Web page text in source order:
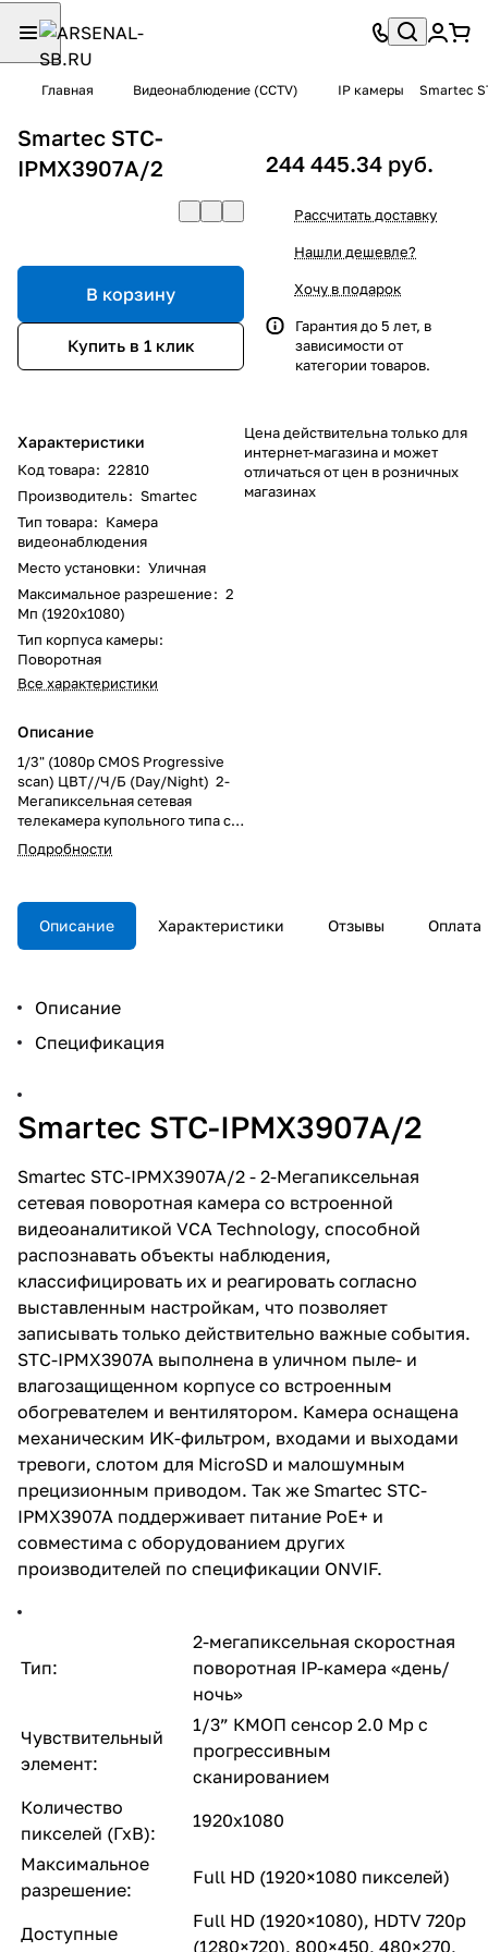
Главная Видеонаблюдение (CCTV) IP камеры Smartec
Smartec STC-
IPMX3907A/2
В корзину
Купить в 1 клик
Характеристики
Код товара: 22810
Производитель: Smartec
Тип товара: Камера
видеонаблюдения
Место установки: Уличная
Максимальное разрешение: 2
Мп (1920x1080)
Тип корпуса камеры:
Поворотная
Все характеристики
Описание
1/3" (1080p CMOS Progressive
scan) ЦВТ//Ч/Б (Day/Night) 2-
Мегапиксельная сетевая
телекамера купольного типа со
встроенной видеоаналитикой
VCA Presence, H.264/MJPEG (2-
разрешение до FullHD
(1920x1080), 1280x720,
800x450, 480x270,
(4.45-89мм) с
автофокусировкой
(отключаемая); предустановки
выход аудио, встроенный WEB-
сервер (10/100 Base-T; TCP/IP,
UDP/IP, HTTP, RTSP, RTCP,
mDNS, UPnP, SMTP, IGMP, DHCP,
SSH, SNMP v2/v3), 30 fps
(1920x1080 и ниже); ALARM 4
входа/2 выхода; слот для
microSD-карт; в уличном
погодозащищенном кожухе
(diam. 235ммx278мм),
встроенный
обогреватель, IP66, от -40°С до
+50°С, 24VAC/52W,
прецизионный малошумящий
привод, программное
обеспечение NetStation -
Дополнительно! Настенный
кронштейн - дополнительно
(STB-C4600)
Подробности
244 445.34 руб.
Рассчитать доставку
Нашли дешевле?
Хочу в подарок
Гарантия до 5 лет, в
зависимости от
категории товаров.
Цена действительна только для
интернет-магазина и может
отличаться от цен в розничных
магазинах
Описание Характеристики Отзывы Оплата
Описание
Спецификация
Smartec STC-IPMX3907A/2
Smartec STC-IPMX3907A/2 - 2-Мегапиксельная
сетевая поворотная камера со встроенной
видеоаналитикой VCA Technology, способной
распознавать объекты наблюдения,
классифицировать их и реагировать согласно
выставленным настройкам, что позволяет
записывать только действительно важные события.
STC-IPMX3907A выполнена в уличном пыле- и
влагозащищенном корпусе со встроенным
обогревателем и вентилятором. Камера оснащена
механическим ИК-фильтром, входами и выходами
тревоги, слотом для MicroSD и малошумным
прецизионным приводом. Так же Smartec STC-
IPMX3907A поддерживает питание PoE+ и
совместима с оборудованием других
производителей по спецификации ONVIF.
Тип:
2-мегапиксельная скоростная
поворотная IP-камера «день/
ночь»
Чувствительный
элемент:
1/3” КМОП сенсор 2.0 Mp с
прогрессивным
сканированием
Количество
пикселей (ГхВ):
1920x1080
Максимальное
разрешение:
Full HD (1920×1080 пикселей)
Доступные
Full HD (1920×1080), HDTV 720p
(1280×720), 800×450, 480×270,